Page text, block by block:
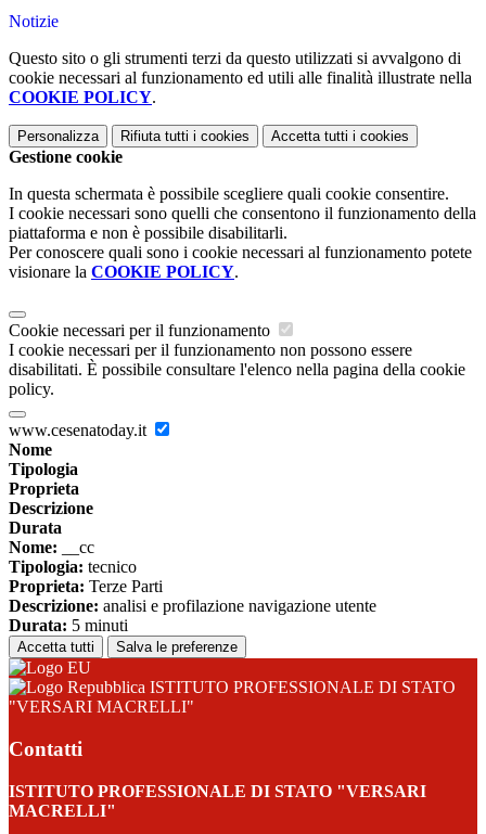
Notizie
Questo sito o gli strumenti terzi da questo utilizzati si avvalgono di
cookie necessari al funzionamento ed utili alle finalità illustrate nella
COOKIE POLICY.
Personalizza Rifiuta tutti i cookies Accetta tutti i cookies
Gestione cookie
In questa schermata è possibile scegliere quali cookie consentire.
I cookie necessari sono quelli che consentono il funzionamento della
piattaforma e non è possibile disabilitarli.
Per conoscere quali sono i cookie necessari al funzionamento potete
visionare la COOKIE POLICY.
Cookie necessari per il funzionamento
I cookie necessari per il funzionamento non possono essere
disabilitati. È possibile consultare l'elenco nella pagina della cookie
policy.
www.cesenatoday.it
Nome
Tipologia
Proprieta
Descrizione
Durata
Nome: __cc
Tipologia: tecnico
Proprieta: Terze Parti
Descrizione: analisi e profilazione navigazione utente
Durata: 5 minuti
Accetta tutti Salva le preferenze
ISTITUTO PROFESSIONALE DI STATO
"VERSARI MACRELLI"
Contatti
ISTITUTO PROFESSIONALE DI STATO "VERSARI
MACRELLI"